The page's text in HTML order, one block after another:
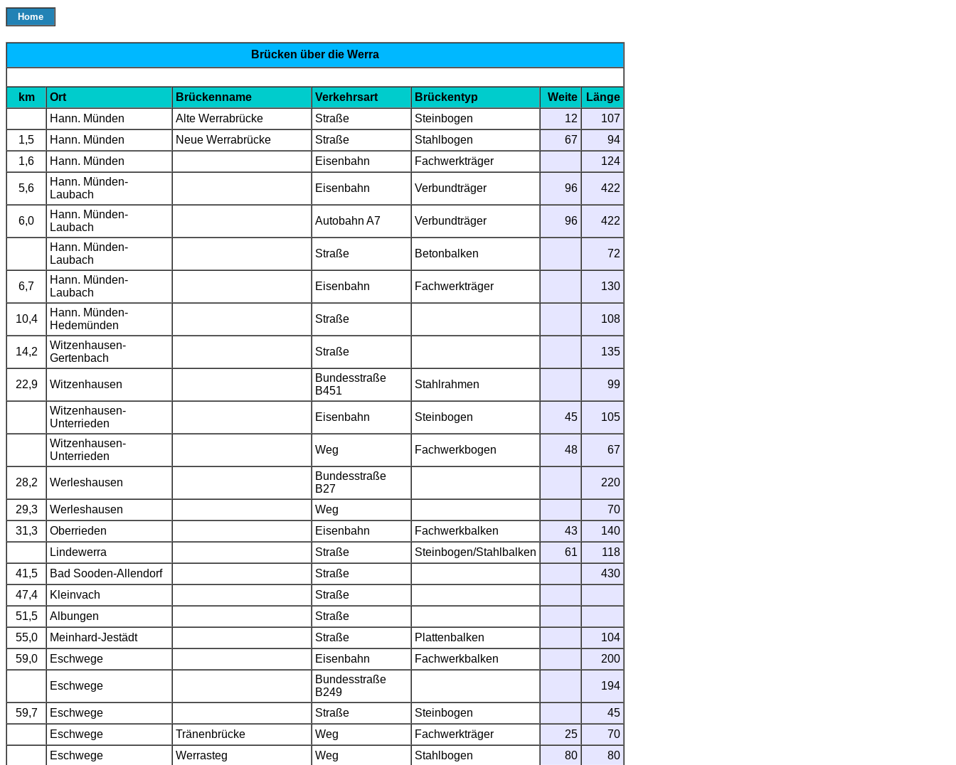
Home
Brücken über die Werra
km Ort Brückenname Verkehrsart Brückentyp Weite
Länge
Hann. Münden
Alte Werrabrücke Straße Steinbogen 12
107
1,5
Hann. Münden Neue Werrabrücke Straße Stahlbogen 67
94
1,6
Hann. Münden Eisenbahn Fachwerkträger 124
5,6
Hann. Münden-
Laubach
Eisenbahn Verbundträger 96 422
6,0
Hann. Münden-
Laubach
Autobahn A7 Verbundträger 96 422
Hann. Münden-
Laubach
Straße Betonbalken 72
6,7
Hann. Münden-
Laubach
Eisenbahn Fachwerkträger 130
10,4
Hann. Münden-
Hedemünden
Straße 108
14,2
Witzenhausen-
Gertenbach
Straße 135
22,9 Witzenhausen
Bundesstraße
B451
Stahlrahmen 99
Witzenhausen-
Unterrieden
Eisenbahn Steinbogen 45 105
Witzenhausen-
Unterrieden
Weg Fachwerkbogen 48 67
28,2 Werleshausen
Bundesstraße
B27
220
29,3 Werleshausen Weg
70
31,3
Oberrieden Eisenbahn Fachwerkbalken 43
140
Lindewerra
Straße Steinbogen/Stahlbalken 61
118
41,5
Bad Sooden-Allendorf Straße
430
47,4
Kleinvach
Straße
51,5
Albungen
Straße
55,0
Meinhard-Jestädt Straße Plattenbalken
104
59,0
Eschwege Eisenbahn Fachwerkbalken 200
Eschwege
Bundesstraße
B249
194
59,7 Eschwege Straße Steinbogen
45
Eschwege
Tränenbrücke Weg Fachwerkträger 25
70
Eschwege
Werrasteg Weg Stahlbogen 80
80